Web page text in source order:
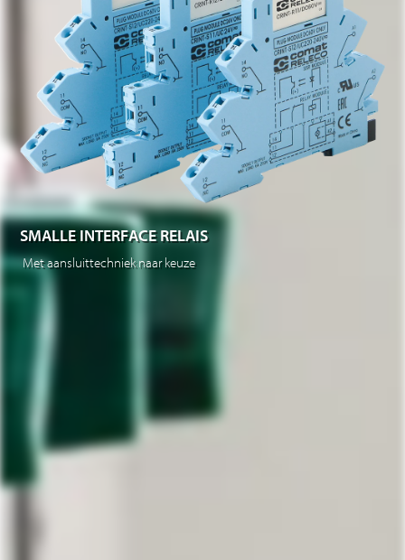
SMALLE INTERFACE RELAIS
Met aansluittechniek naar keuze